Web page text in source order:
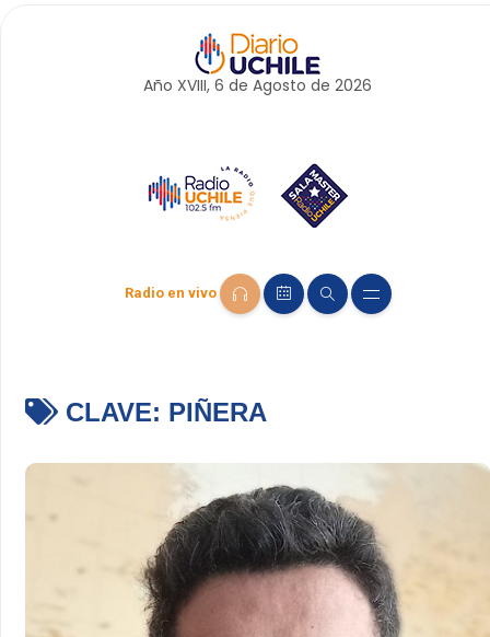
Año XVIII, 6 de Agosto de 2026
Radio en vivo
CLAVE: PIÑERA